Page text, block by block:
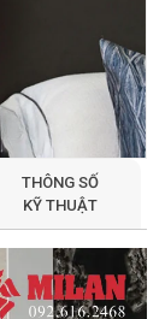
THÔNG SỐ
KỸ THUẬT